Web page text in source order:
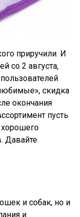
приручили. И
со 2 августа,
скидка
окончания
пусть
Давайте
и собак, но и
и